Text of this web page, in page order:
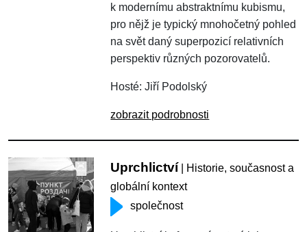
k modernímu abstraktnímu kubismu,
pro nějž je typický mnohočetný pohled
na svět daný superpozicí relativních
perspektiv různých pozorovatelů.
Hosté: Jiří Podolský
zobrazit podrobnosti
Uprchlictví | Historie, současnost a
globální kontext
společnost